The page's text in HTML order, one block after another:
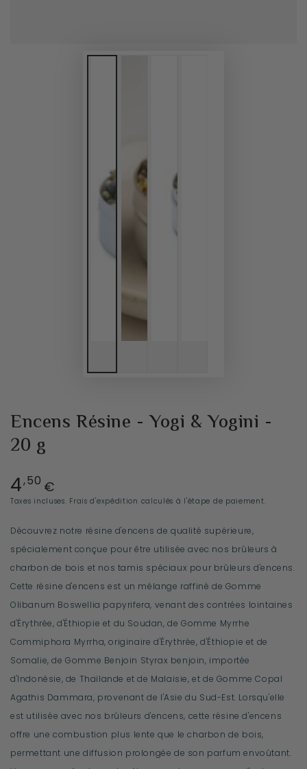
Encens Résine - Yogi & Yogini -
20 g
Prix
normal
4,50 €
Taxes incluses. Frais d'expédition calculés à l'étape de paiement.
Découvrez notre résine d'encens de qualité supérieure,
spécialement conçue pour être utilisée avec nos brûleurs à
charbon de bois et nos tamis spéciaux pour brûleurs d'encens.
Cette résine d'encens est un mélange raffiné de Gomme
Olibanum Boswellia papyrifera, venant des contrées lointaines
d'Érythrée, d'Éthiopie et du Soudan, de Gomme Myrrhe
Commiphora Myrrha, originaire d'Érythrée, d'Éthiopie et de
Somalie, de Gomme Benjoin Styrax benjoin, importée
d'Indonésie, de Thaïlande et de Malaisie, et de Gomme Copal
Agathis Dammara, provenant de l'Asie du Sud-Est. Lorsqu'elle
est utilisée avec nos brûleurs d'encens, cette résine d'encens
offre une combustion plus lente que le charbon de bois,
permettant une diffusion prolongée de son parfum envoûtant.